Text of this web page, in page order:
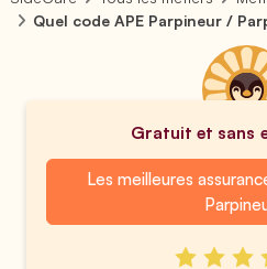
Quel code APE Parpineur /
Gratuit et sans
Les meilleures